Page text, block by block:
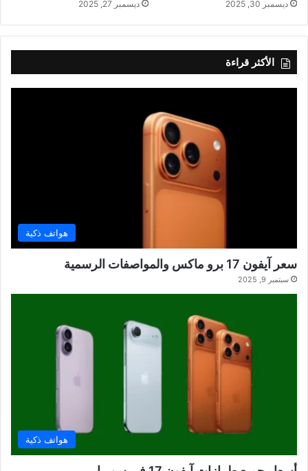
ديسمبر 30, 2025 ديسمبر 27, 2025
الأكثر قراءة
هواتف ذكية
سعر آيفون 17 برو ماكس والمواصفات الرسمية
سبتمبر 9, 2025
هواتف ذكية